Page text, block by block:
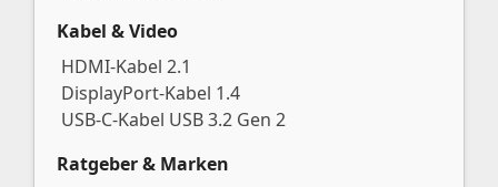
Kabel & Video
HDMI-Kabel 2.1
DisplayPort-Kabel 1.4
USB-C-Kabel USB 3.2 Gen 2
Ratgeber & Marken